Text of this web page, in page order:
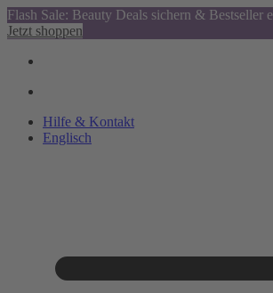
Flash Sale: Beauty Deals sichern & Bestseller
Jetzt shoppen
Hilfe & Kontakt
Englisch